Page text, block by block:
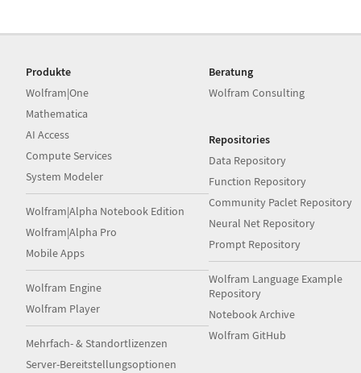
Produkte
Wolfram|One
Mathematica
AI Access
Compute Services
System Modeler
Wolfram|Alpha Notebook Edition
Wolfram|Alpha Pro
Mobile Apps
Wolfram Engine
Wolfram Player
Mehrfach- & Standortlizenzen
Server-Bereitstellungsoptionen
Beratung
Wolfram Consulting
Repositories
Data Repository
Function Repository
Community Paclet Repository
Neural Net Repository
Prompt Repository
Wolfram Language Example
Repository
Notebook Archive
Wolfram GitHub